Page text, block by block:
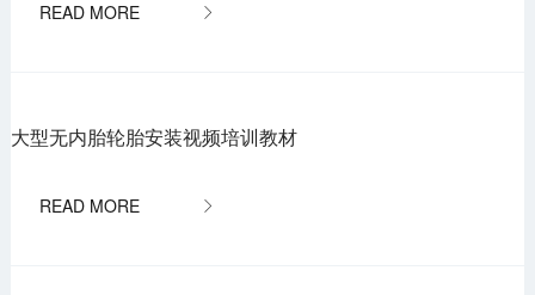

大型无内胎轮胎安装视频培训教材
